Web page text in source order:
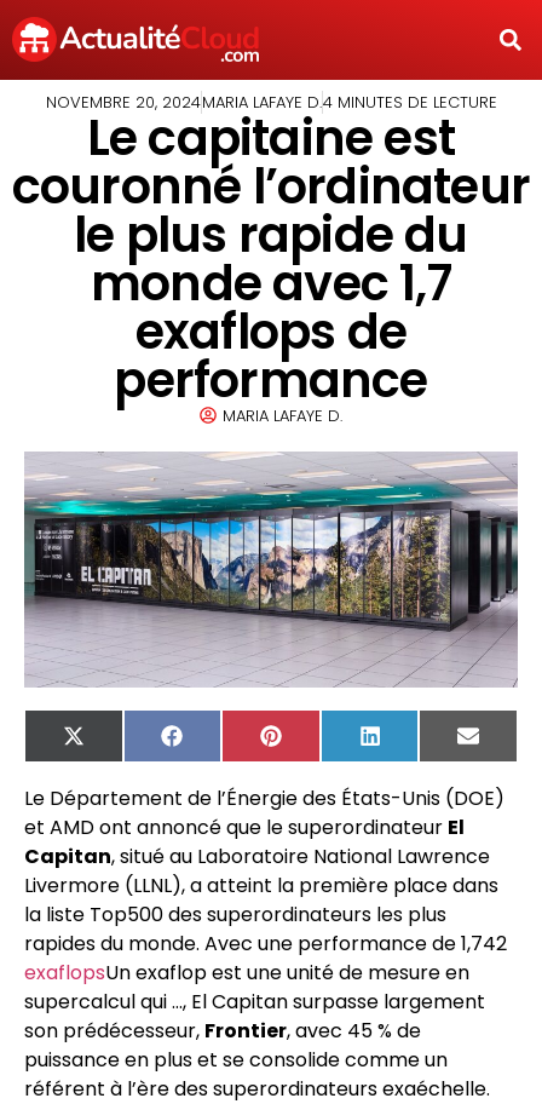
NOVEMBRE 20, 2024MARIA LAFAYE D.4 MINUTES DE LECTURE
Le capitaine est
couronné l’ordinateur
le plus rapide du
monde avec 1,7
exaflops de
performance
MARIA LAFAYE D.
X
(Twitter)
FacebookPinterest LinkedIn
Email
Le Département de l’Énergie des États-Unis (DOE)
et AMD ont annoncé que le superordinateur El
Capitan, situé au Laboratoire National Lawrence
Livermore (LLNL), a atteint la première place dans
la liste Top500 des superordinateurs les plus
rapides du monde. Avec une performance de 1,742
exaflopsUn exaflop est une unité de mesure en
supercalcul qui …, El Capitan surpasse largement
son prédécesseur, Frontier, avec 45 % de
puissance en plus et se consolide comme un
référent à l’ère des superordinateurs exaéchelle.